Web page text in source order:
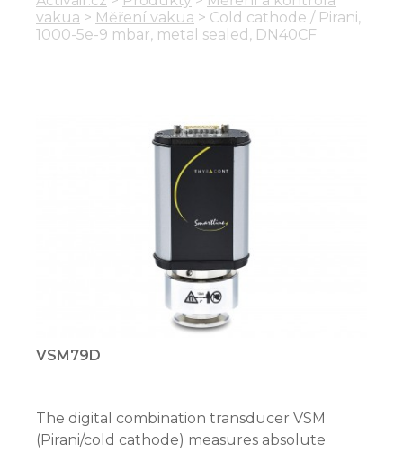
vakua > Měření vakua > Cold cathode / Pirani,
1000-5e-9 mbar, metal sealed, DN40CF
VSM79D
The digital combination transducer VSM
(Pirani/cold cathode) measures absolute